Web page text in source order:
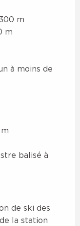
m
m
à moins de
balisé à
de ski des
la station